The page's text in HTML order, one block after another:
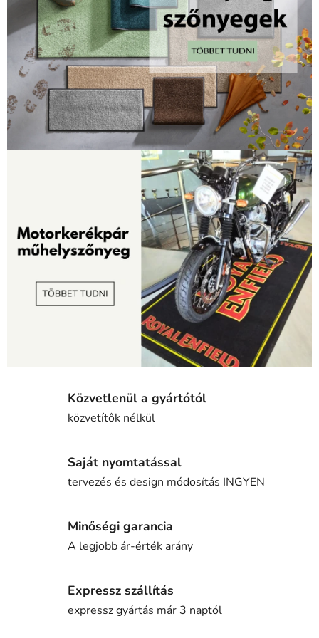
Közvetlenül a gyártótól
közvetítők nélkül
Saját nyomtatással
tervezés és design módosítás INGYEN
Minőségi garancia
A legjobb ár-érték arány
Expressz szállítás
expressz gyártás már 3 naptól